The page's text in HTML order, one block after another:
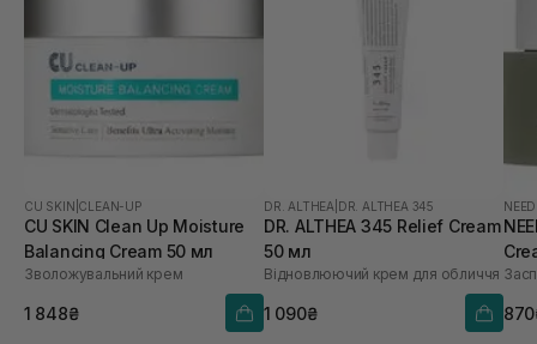
CU SKIN CLEAN-UP
CU SKIN Clean Up Moisture
Balancing Cream 50 мл
Зволожувальний крем
1 848₴
DR. ALTHEA DR. ALTHEA 345
DR. ALTHEA 345 Relief Cream
50 мл
Відновлюючий крем для обличчя
1 090₴